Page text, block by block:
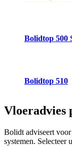
Bolidtop 500
Bolidtop 510
Vloeradvies
Bolidt adviseert
systemen. Selecteer